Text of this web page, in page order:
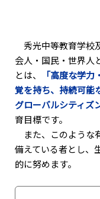
秀光中等教育学校
会人・国民・世界人
とは、
「高度な学
覚を持ち、持続可能
グローバルシティズ
育目標です。
また、このような
備えている者とし、
的に努めます。